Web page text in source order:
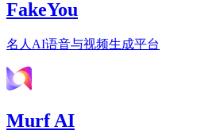
FakeYou
名人AI语音与视频生成平台
Murf AI